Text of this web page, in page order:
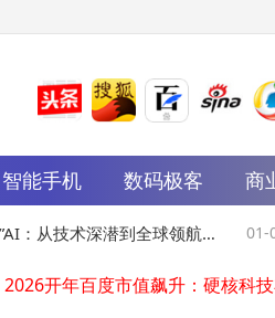
智能手机 数码极客 商
从技术深潜到全球领航， 01-05
2026开年百度市值飙升：硬核科